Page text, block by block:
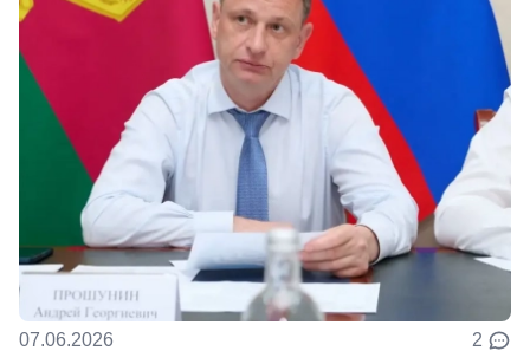
07.06.2026 2